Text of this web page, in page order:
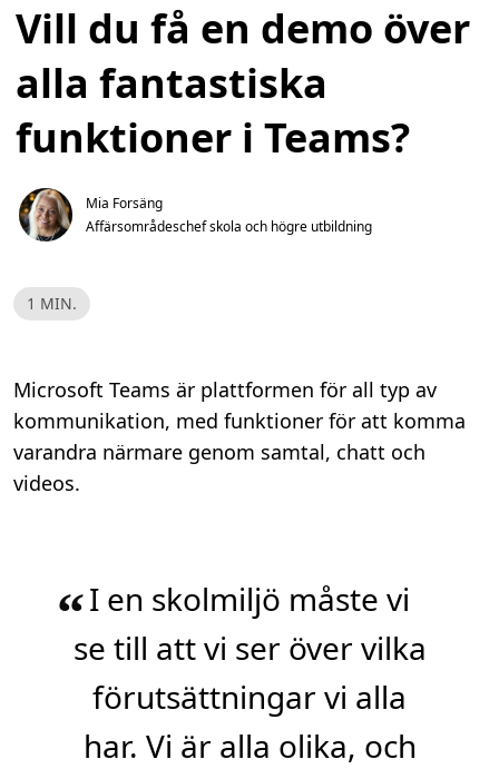
Vill du få en demo över
alla fantastiska
funktioner i Teams?
Mia Forsäng
Affärsområdeschef skola och högre utbildning
L
ä
m
n
1 MIN.
Microsoft Teams är plattformen för all typ av
kommunikation, med funktioner för att komma
varandra närmare genom samtal, chatt och
videos.
“I en skolmiljö måste vi
se till att vi ser över vilka
förutsättningar vi alla
har. Vi är alla olika, och